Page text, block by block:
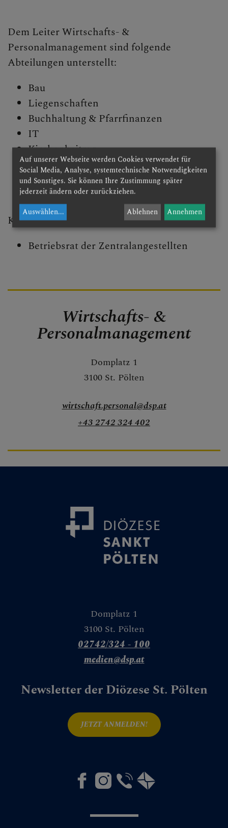
Diözesane Verwaltung
Ordinariatskanzlei
Medienplattform
Kontakt
Caritas St. Pölten & NÖ-West
Presse und Aktuelles
Dem Leiter Wirtschafts- &
Personalmanagement sind folgende
Abteilungen unterstellt:
Bau
Liegenschaften
Buchhaltung & Pfarrfinanzen
IT
Kirchenbeitrag
Facility Management & Einkauf
Personalverrechnung
Kontaktstelle für:
Betriebsrat der Zentralangestellten
Wirtschafts- &
Personalmanagement
Domplatz 1
3100 St. Pölten
wirtschaft.personal@dsp.at
+43 2742 324 402
Domplatz 1
3100 St. Pölten
02742/324 - 100
medien@dsp.at
Newsletter der Diözese St. Pölten
JETZT ANMELDEN!
Auf unserer Webseite werden Cookies verwendet für
Social Media, Analyse, systemtechnische Notwendigkeiten
und Sonstiges. Sie können Ihre Zustimmung später
jederzeit ändern oder zurückziehen.
Auswählen... Ablehnen Annehmen